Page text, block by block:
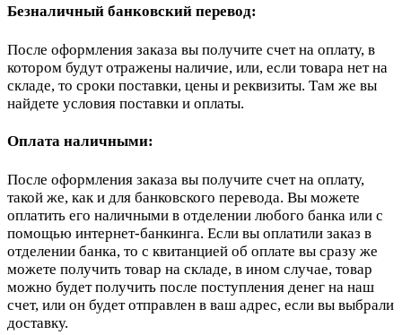
Безналичный банковский перевод:
После оформления заказа вы получите счет на оплату, в
котором будут отражены наличие, или, если товара нет на
складе, то сроки поставки, цены и реквизиты. Там же вы
найдете условия поставки и оплаты.
Оплата наличными:
После оформления заказа вы получите счет на оплату,
такой же, как и для банковского перевода. Вы можете
оплатить его наличными в отделении любого банка или с
помощью интернет-банкинга. Если вы оплатили заказ в
отделении банка, то с квитанцией об оплате вы сразу же
можете получить товар на складе, в ином случае, товар
можно будет получить после поступления денег на наш
счет, или он будет отправлен в ваш адрес, если вы выбрали
доставку.